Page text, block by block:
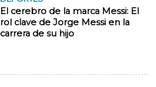
El cerebro de la marca Messi: El
rol clave de Jorge Messi en la
carrera de su hijo